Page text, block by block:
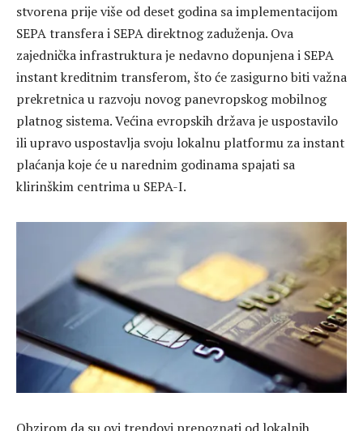
stvorena prije više od deset godina sa implementacijom
SEPA transfera i SEPA direktnog zaduženja. Ova
zajednička infrastruktura je nedavno dopunjena i SEPA
instant kreditnim transferom, što će zasigurno biti važna
prekretnica u razvoju novog panevropskog mobilnog
platnog sistema. Većina evropskih država je uspostavilo
ili upravo uspostavlja svoju lokalnu platformu za instant
plaćanja koje će u narednim godinama spajati sa
klirinškim centrima u SEPA-I.